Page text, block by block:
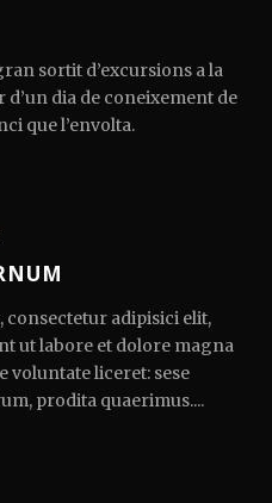
sortit d’excursions a la
dia de coneixement de
que l’envolta.
consectetur adipisici elit,
ut labore et dolore magna
voluntate liceret: sese
prodita quaerimus....